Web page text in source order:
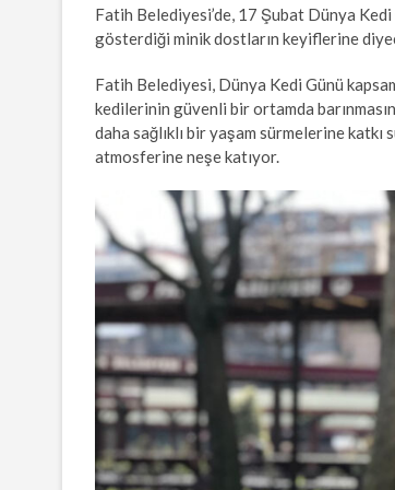
Fatih Belediyesi’de, 17 Şubat Dünya
gösterdiği minik dostların keyiflerine
Fatih Belediyesi, Dünya Kedi Günü
kedilerinin güvenli bir ortamda
daha sağlıklı bir yaşam sürmelerine
atmosferine neşe katıyor.